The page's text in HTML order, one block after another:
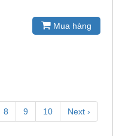
Mua hàng
8 9 10 Next ›